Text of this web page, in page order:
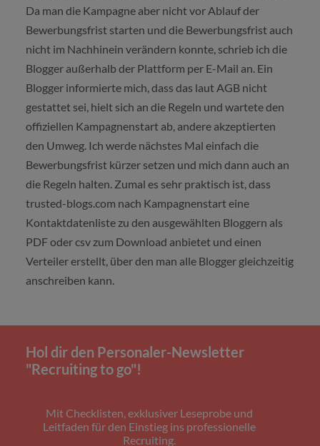
Da man die Kampagne aber nicht vor Ablauf der
Bewerbungsfrist starten und die Bewerbungsfrist auch
nicht im Nachhinein verändern konnte, schrieb ich die
Blogger außerhalb der Plattform per E-Mail an. Ein
Blogger informierte mich, dass das laut AGB nicht
gestattet sei, hielt sich an die Regeln und wartete den
offiziellen Kampagnenstart ab, andere akzeptierten
den Umweg. Ich werde nächstes Mal einfach die
Bewerbungsfrist kürzer setzen und mich dann auch an
die Regeln halten. Zumal es sehr praktisch ist, dass
trusted-blogs.com nach Kampagnenstart eine
Kontaktdatenliste zu den ausgewählten Bloggern als
PDF oder csv zum Download anbietet und einen
Verteiler erstellt, über den man alle Blogger gleichzeitig
anschreiben kann.
Hol dir den Personaler-Newsletter
"Recruiting to go"!
Mit Checklisten, exklusiver Leseprobe und
Leitfaden für den Einstieg ins professionelle
Recruiting.